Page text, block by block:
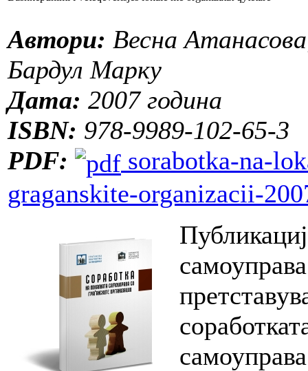
Автори: Весна
Бардул Марку
Дата: 2007 година
ISBN: 978-9989-102-65-3
PDF:
sorabotka-na-
graganskite-organizacii-